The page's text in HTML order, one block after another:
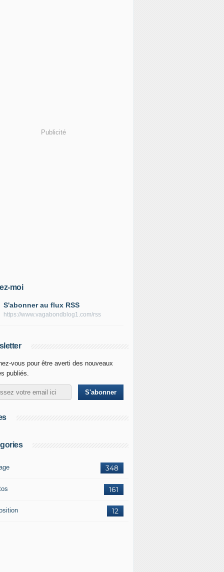
Publicité
moi
S'abonner au flux RSS
https://www.vagabondblog1.com/rss
vous pour être averti des nouveaux
publiés.
348
161
12